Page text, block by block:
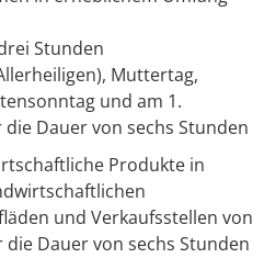
Stunden
Muttertag,
und am 1.
Dauer von sechs Stunden
Produkte in
und Verkaufsstellen von
Dauer von sechs Stunden